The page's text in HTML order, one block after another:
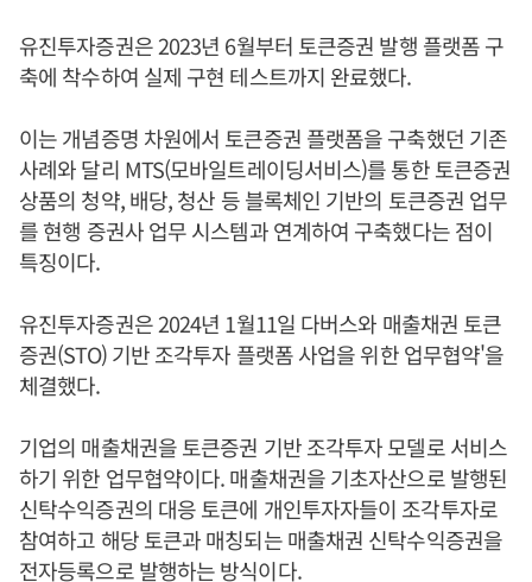
유진투자증권은 2023년 6월부터 토큰증권 발행 플랫폼 구
축에 착수하여 실제 구현 테스트까지 완료했다.
이는 개념증명 차원에서 토큰증권 플랫폼을 구축했던 기존
사례와 달리 MTS(모바일트레이딩서비스)를 통한 토큰증권
상품의 청약, 배당, 청산 등 블록체인 기반의 토큰증권 업무
를 현행 증권사 업무 시스템과 연계하여 구축했다는 점이
특징이다.
유진투자증권은 2024년 1월11일 다버스와 매출채권 토큰
증권(STO) 기반 조각투자 플랫폼 사업을 위한 업무협약'을
체결했다.
기업의 매출채권을 토큰증권 기반 조각투자 모델로 서비스
하기 위한 업무협약이다. 매출채권을 기초자산으로 발행된
신탁수익증권의 대응 토큰에 개인투자자들이 조각투자로
참여하고 해당 토큰과 매칭되는 매출채권 신탁수익증권을
전자등록으로 발행하는 방식이다.